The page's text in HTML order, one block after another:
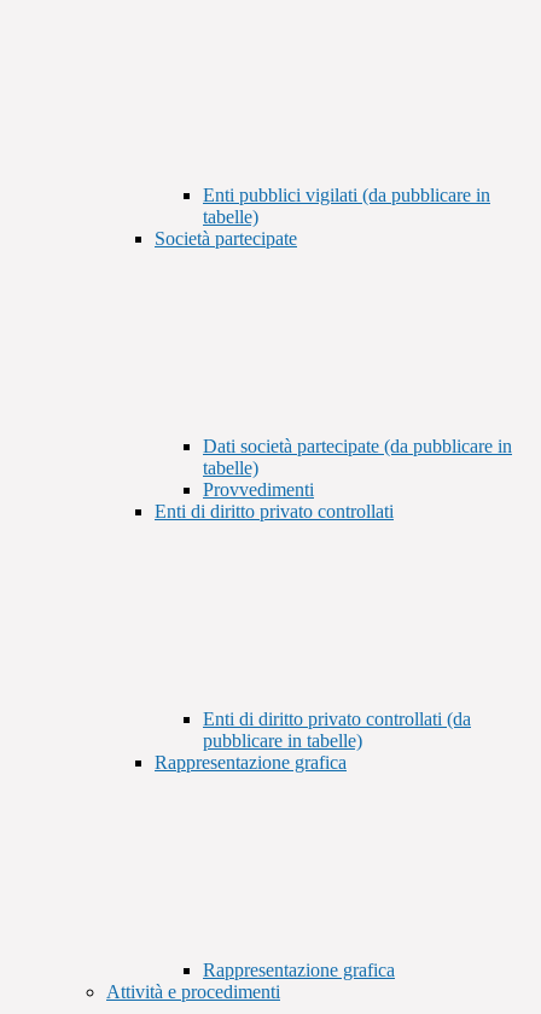
Enti pubblici vigilati (da pubblicare in
tabelle)
Società partecipate
Dati società partecipate (da pubblicare in
tabelle)
Provvedimenti
Enti di diritto privato controllati
Enti di diritto privato controllati (da
pubblicare in tabelle)
Rappresentazione grafica
Rappresentazione grafica
Attività e procedimenti